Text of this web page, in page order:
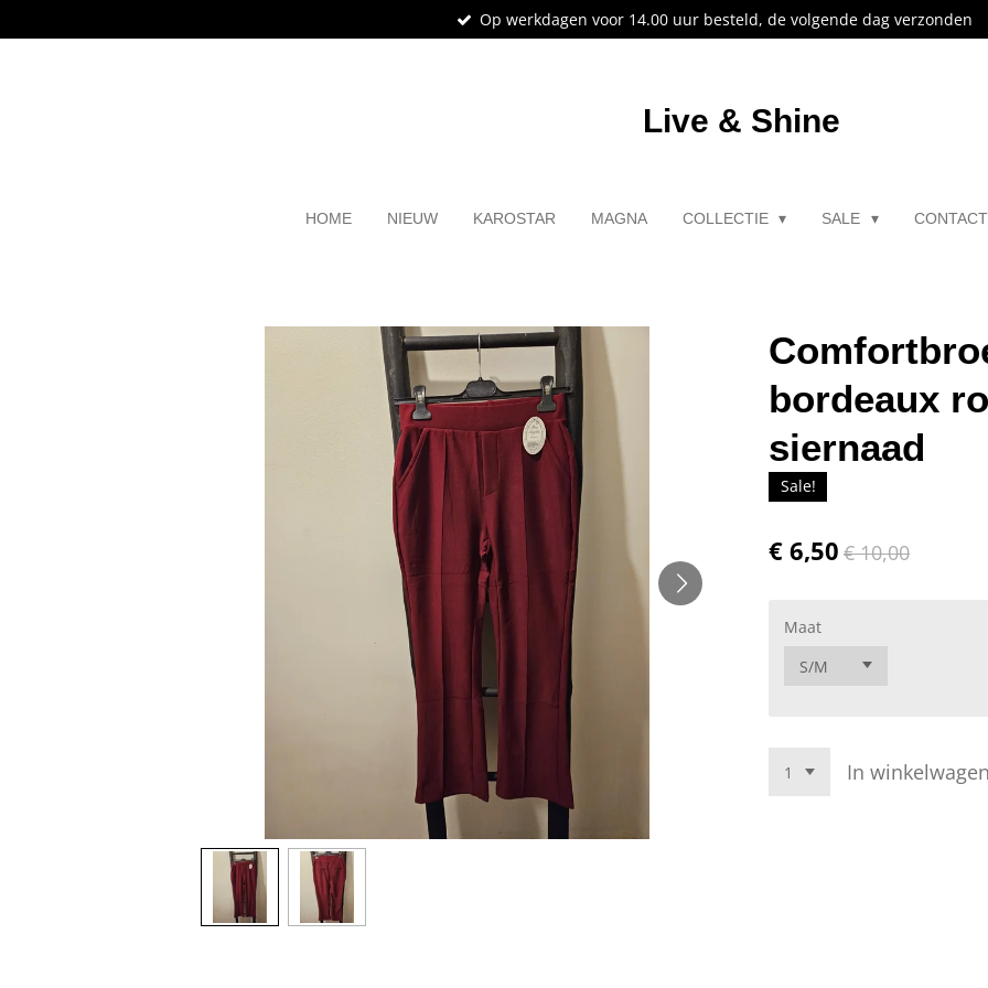
direct
Op werkdagen voor 14.00 uur besteld, de volgende dag verzonden
Live & Shine
HOME NIEUW KAROSTAR MAGNA COLLECTIE SALE
bordeaux
siernaad
Sale!
€ 6,50 € 10,00
Maat
In